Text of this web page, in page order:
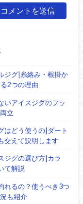
ジグ|糸絡み・根掛か
2つの理由
いアイスジグのフッ
立
はどう使うの|ダート
交えて説明します
ジグの選び方|カラ
て解説
れるの？使うべき3つ
も紹介